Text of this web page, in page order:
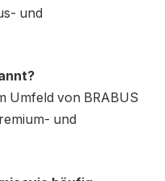
und
Umfeld von BRABUS
und